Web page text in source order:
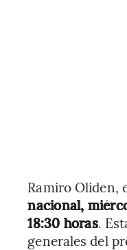
Ramiro Oliden,
nacional,
18:30 horas.
generales del